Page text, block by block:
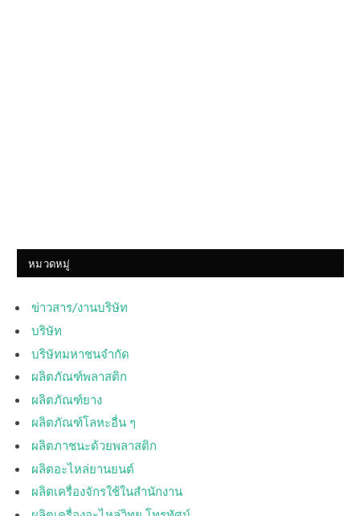
หมวดหมู่
ข่าวสาร/งานบริษัท
บริษัท
บริษัทมหาชนจำกัด
ผลิตภัณฑ์พลาสติก
ผลิตภัณฑ์ยาง
ผลิตภัณฑ์โลหะอื่น ๆ
ผลิตภาชนะด้วยพลาสติก
ผลิตอะไหล่ยานยนต์
ผลิตเครื่องจักรใช้ในสำนักงาน